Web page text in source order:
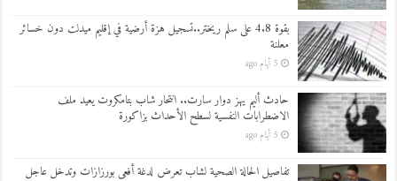
بقوة 4.8 على سلم ريختر..تسجيل هزة أرضية في إقليم ميدلت دون خسائر
معلنة
5 أيام ago
حادث أليم يهز دوار سارت.. انتحار شاب بتامكروت يعيد ملف
الاضطرابات النفسية لسطح الأحداث بزاكورة
5 أيام ago
تفاصيل الحالة الصحية لشاب تعرض لدغة أفعى بورزازات وتدخل عاجل